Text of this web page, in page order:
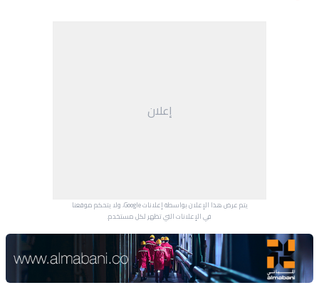
إعلان
يتم عرض هذا الإعلان بواسطة إعلانات Google، ولا يتحكم موقعنا
في الإعلانات التي تظهر لكل مستخدم.
Advertisement Section